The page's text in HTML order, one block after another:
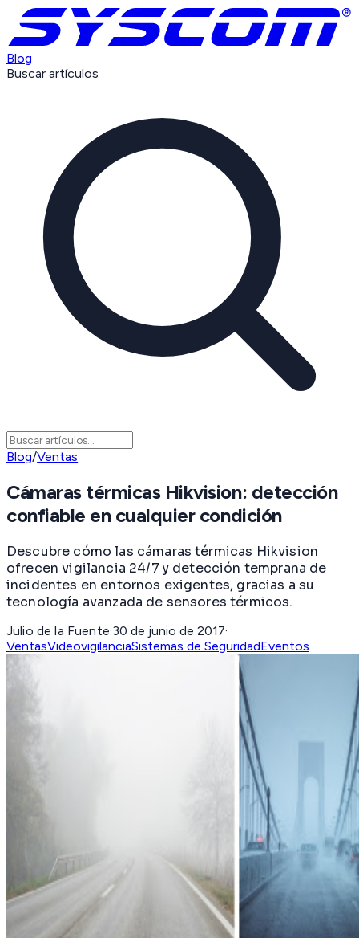
Blog
Buscar artículos
Blog/Ventas
Cámaras térmicas Hikvision: detección
confiable en cualquier condición
Descubre cómo las cámaras térmicas Hikvision
ofrecen vigilancia 24/7 y detección temprana de
incidentes en entornos exigentes, gracias a su
tecnología avanzada de sensores térmicos.
Julio de la Fuente·30 de junio de 2017·
VentasVideovigilanciaSistemas de SeguridadEventos